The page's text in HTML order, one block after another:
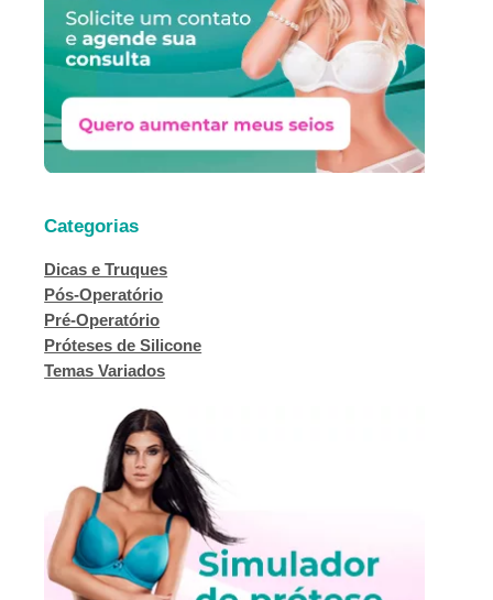
Categorias
Dicas e Truques
Pós-Operatório
Pré-Operatório
Próteses de Silicone
Temas Variados